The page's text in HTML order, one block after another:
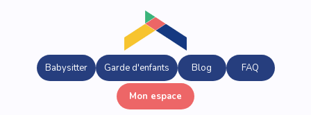
Babysitter Garde d'enfants Blog FAQ
Mon espace